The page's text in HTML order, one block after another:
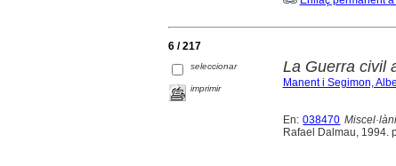
6 / 217
seleccionar
imprimir
La Guerra civil
Manent i Segimon,
En:038470
Rafael Dalmau, 1994.